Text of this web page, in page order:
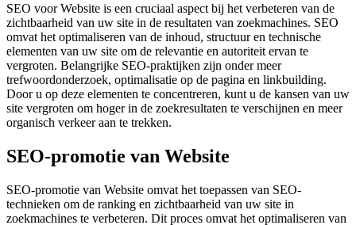
SEO voor Website is een cruciaal aspect bij het verbeteren van de
zichtbaarheid van uw site in de resultaten van zoekmachines. SEO
omvat het optimaliseren van de inhoud, structuur en technische
elementen van uw site om de relevantie en autoriteit ervan te
vergroten. Belangrijke SEO-praktijken zijn onder meer
trefwoordonderzoek, optimalisatie op de pagina en linkbuilding.
Door u op deze elementen te concentreren, kunt u de kansen van uw
site vergroten om hoger in de zoekresultaten te verschijnen en meer
organisch verkeer aan te trekken.
SEO-promotie van Website
SEO-promotie van Website omvat het toepassen van SEO-
technieken om de ranking en zichtbaarheid van uw site in
zoekmachines te verbeteren. Dit proces omvat het optimaliseren van